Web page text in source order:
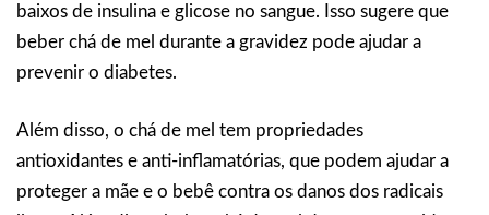
baixos de insulina e glicose no sangue. Isso sugere que
beber chá de mel durante a gravidez pode ajudar a
prevenir o diabetes.
Além disso, o chá de mel tem propriedades
antioxidantes e anti-inflamatórias, que podem ajudar a
proteger a mãe e o bebê contra os danos dos radicais